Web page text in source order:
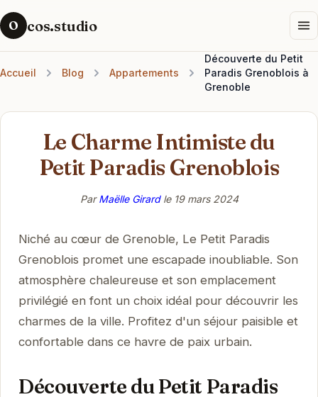
O cos.studio
Accueil Blog Appartements
Découverte du Petit
Paradis Grenoblois à
Grenoble
Le Charme Intimiste du
Petit Paradis Grenoblois
ParMaëlle Girardle 19 mars 2024
Niché au cœur de Grenoble, Le Petit Paradis
Grenoblois promet une escapade inoubliable. Son
atmosphère chaleureuse et son emplacement
privilégié en font un choix idéal pour découvrir les
charmes de la ville. Profitez d'un séjour paisible et
confortable dans ce havre de paix urbain.
Découverte du Petit Paradis